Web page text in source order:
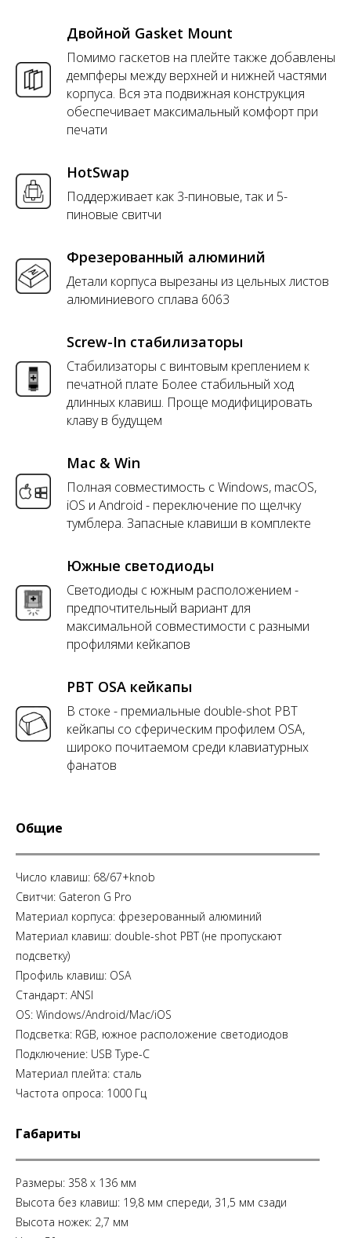
Двойной Gasket Mount
Помимо гаскетов на плейте также добавлены
демпферы между верхней и нижней частями
корпуса. Вся эта подвижная конструкция
обеспечивает максимальный комфорт при
печати
HotSwap
Поддерживает как 3-пиновые, так и 5-
пиновые свитчи
Фрезерованный алюминий
Детали корпуса вырезаны из цельных листов
алюминиевого сплава 6063
Screw-In стабилизаторы
Стабилизаторы с винтовым креплением к
печатной плате Более стабильный ход
длинных клавиш. Проще модифицировать
клаву в будущем
Mac & Win
Полная совместимость с Windows, macOS,
iOS и Android - переключение по щелчку
тумблера. Запасные клавиши в комплекте
Южные светодиоды
Светодиоды с южным расположением -
предпочтительный вариант для
максимальной совместимости с разными
профилями кейкапов
PBT OSA кейкапы
В стоке - премиальные double-shot PBT
кейкапы со сферическим профилем OSA,
широко почитаемом среди клавиатурных
фанатов
Общие
Число клавиш: 68/67+knob
Свитчи: Gateron G Pro
Материал корпуса: фрезерованный алюминий
Материал клавиш: double-shot PBT (не пропускают
подсветку)
Профиль клавиш: OSA
Стандарт: ANSI
OS: Windows/Android/Mac/iOS
Подсветка: RGB, южное расположение светодиодов
Подключение: USB Type-C
Материал плейта: сталь
Частота опроса: 1000 Гц
Габариты
Размеры: 358 x 136 мм
Высота без клавиш: 19,8 мм спереди, 31,5 мм сзади
Высота ножек: 2,7 мм